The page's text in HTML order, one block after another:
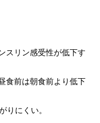
スリン感受性が低下す
食前は朝食前より低下
りにくい。